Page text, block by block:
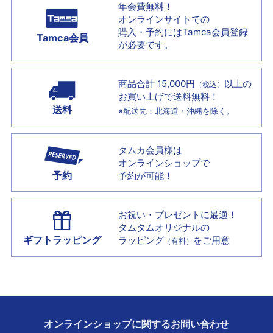
Tamca会員
年会費無料！
オンラインサイトでの
購入・予約にはTamca会員登録
が必要です。
送料
商品合計 15,000円 （税込） 以上の
お買い上げで送料無料！
※配送先：北海道・沖縄を除く。
予約
タムカ会員様は
オンラインショップで
予約が可能！
ギフトラッピング
お祝い・プレゼントに最適！
タムタムオリジナルの
ラッピング （有料） をご用意
オンラインショップに関するお問い合わせ